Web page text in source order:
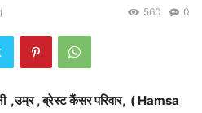
0
560
,उम्र , ब्रेस्ट कैंसर परिवार, ( Hamsa